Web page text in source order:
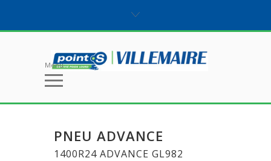
Menu
PNEU ADVANCE
1400R24 ADVANCE GL982